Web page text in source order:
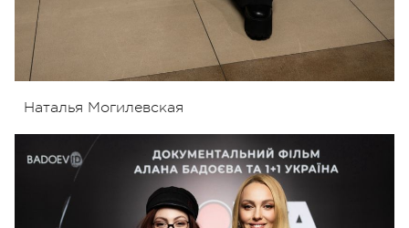
Наталья Могилевская